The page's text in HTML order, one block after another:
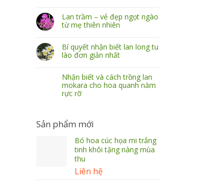
Lan trầm – vẻ đẹp ngọt ngào
từ mẹ thiên nhiên
Bí quyết nhận biết lan long tu
lào đơn giản nhất
Nhận biết và cách trồng lan
mokara cho hoa quanh năm
rực rỡ
Sản phẩm mới
Bó hoa cúc họa mi trắng
tinh khôi tặng nàng mùa
thu
Liên hệ